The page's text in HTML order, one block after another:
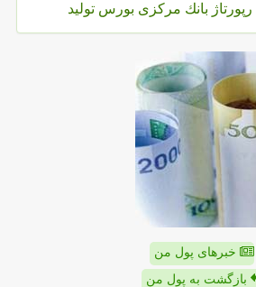
رپورتاژ بانك مركزی بورس تولید
خبرهای پول من
بازگشت به پول من